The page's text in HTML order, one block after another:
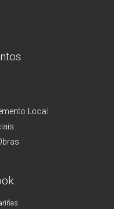
Local